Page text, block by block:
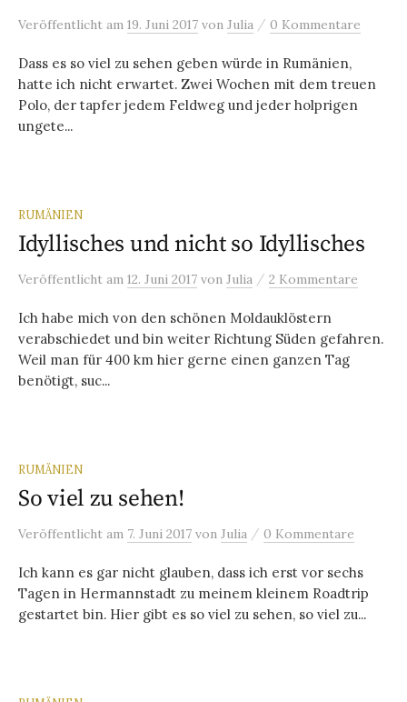
Veröffentlicht am 19. Juni 2017 von Julia / 0 Kommentare
Dass es so viel zu sehen geben würde in Rumänien,
hatte ich nicht erwartet. Zwei Wochen mit dem treuen
Polo, der tapfer jedem Feldweg und jeder holprigen
ungete...
RUMÄNIEN
Idyllisches und nicht so Idyllisches
Veröffentlicht am 12. Juni 2017 von Julia / 2 Kommentare
Ich habe mich von den schönen Moldauklöstern
verabschiedet und bin weiter Richtung Süden gefahren.
Weil man für 400 km hier gerne einen ganzen Tag
benötigt, suc...
RUMÄNIEN
So viel zu sehen!
Veröffentlicht am 7. Juni 2017 von Julia / 0 Kommentare
Ich kann es gar nicht glauben, dass ich erst vor sechs
Tagen in Hermannstadt zu meinem kleinem Roadtrip
gestartet bin. Hier gibt es so viel zu sehen, so viel zu...